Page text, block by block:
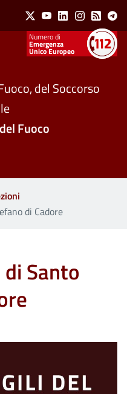
Social Menu
X YoutubeLinkedinInstagram
Feed
Numeri utili
Emergenza
Unico Europeo
del Soccorso
Fuoco
di Cadore
Santo